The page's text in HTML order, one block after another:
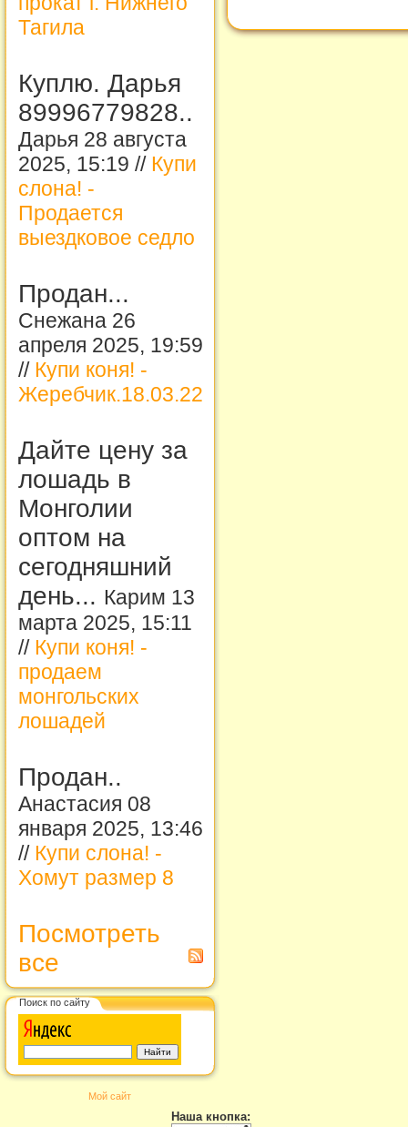
Тагила
Куплю. Дарья
89996779828..
Дарья 28 августа
2025, 15:19 // Купи
слона! -
Продается
выездковое седло
Продан...
Снежана 26
апреля 2025, 19:59
// Купи коня! -
Жеребчик.18.03.22
Дайте цену за
лошадь в
Монголии
оптом на
сегодняшний
день... Карим 13
марта 2025, 15:11
// Купи коня! -
продаем
монгольских
лошадей
Продан..
Анастасия 08
января 2025, 13:46
// Купи слона! -
Хомут размер 8
Посмотреть
все
Поиск по сайту
Мой сайт
Наша кнопка: